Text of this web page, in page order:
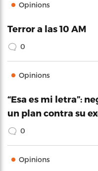
Opinions
Terror a las 10 AM
0
Opinions
“Esa es mi letra”:
un plan contra su
0
Opinions